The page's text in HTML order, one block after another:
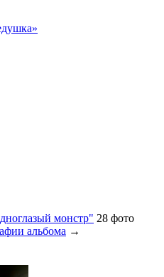
монстр" 28 фото
альбома →